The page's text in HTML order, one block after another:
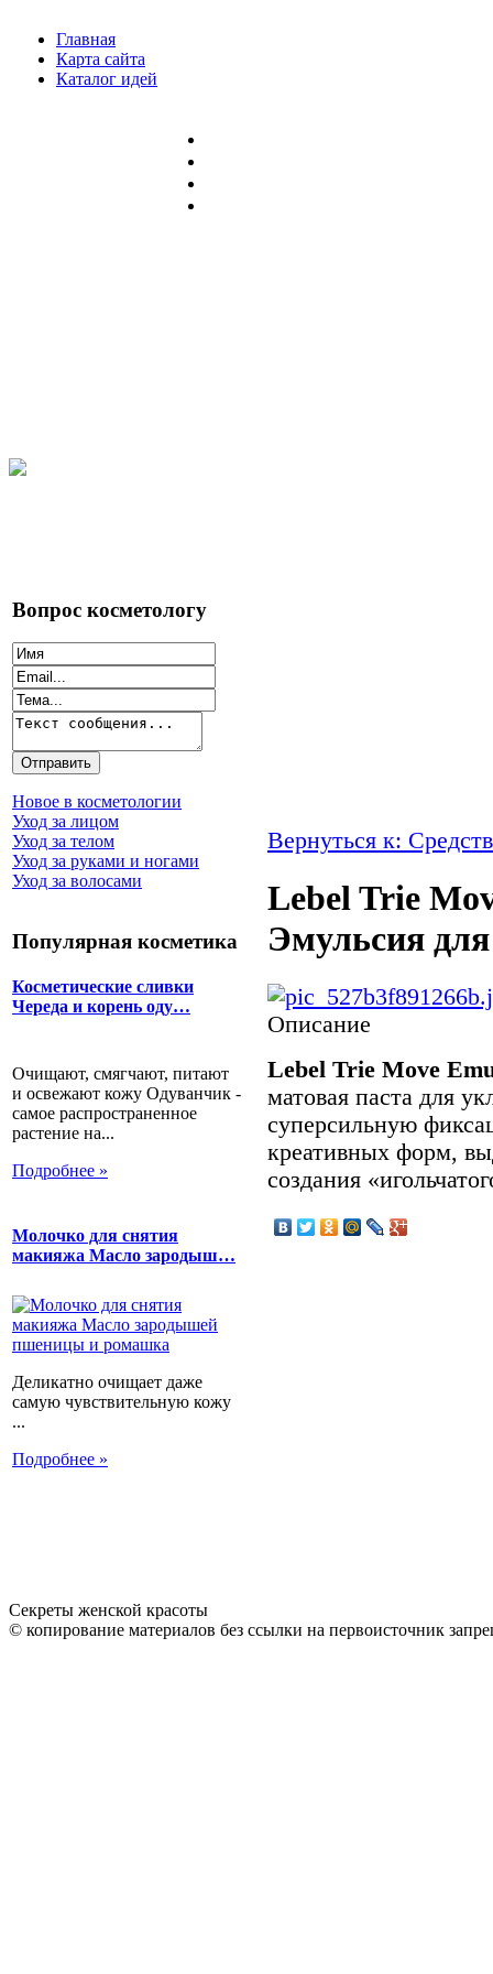
Главная
Карта сайта
Каталог идей
Вопрос косметологу
Новое в косметологии
Уход за лицом
Уход за телом
Уход за руками и ногами
Уход за волосами
Популярная косметика
Косметические сливки
Череда и корень оду…
Очищают, смягчают, питают
и освежают кожу Одуванчик -
самое распространенное
растение на...
Подробнее »
Молочко для снятия
макияжа Масло зародыш…
Деликатно очищает даже
самую чувствительную кожу
...
Подробнее »
Вернуться к:
Lebel Trie
Эмульсия
Описание
Lebel Trie Move
матовая паста для
суперсильную
креативных форм,
создания
Секреты женской красоты
© копирование материалов без ссылки на первоисточник